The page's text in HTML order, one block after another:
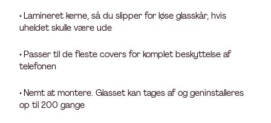
• Lamineret kerne, så du slipper for løse glasskår, hvis
uheldet skulle være ude
• Passer til de fleste covers for komplet beskyttelse af
telefonen
• Nemt at montere. Glasset kan tages af og geninstalleres
op til 200 gange